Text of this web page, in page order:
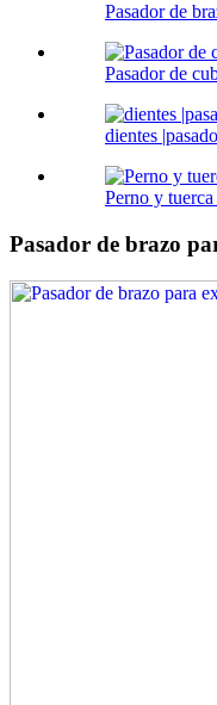
Pasador de
Pasador de
dientes
Perno y
Pasador de brazo